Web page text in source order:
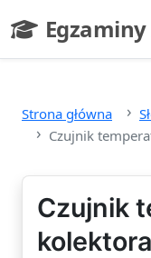
- strona
Strona główna
Czujnik
Czujnik